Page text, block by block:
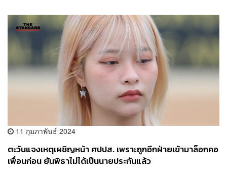
11 กุมภาพันธ์ 2024
ตะวันแจงเหตุเผชิญหน้า ศปปส. เพราะถูกอีกฝ่ายเข้ามาล็อกคอ
เพื่อนก่อน ยันพิธาไม่ได้เป็นนายประกันแล้ว